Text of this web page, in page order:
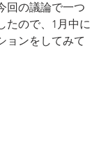
回の議論で一つ
たので、1月中に
ョンをしてみて